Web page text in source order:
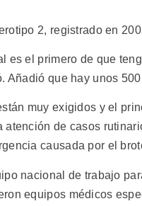
2, registrado en
es el primero de que
Añadió que hay unos
muy exigidos y el
atención de casos
causada por el
nacional de trabajo
equipos médicos